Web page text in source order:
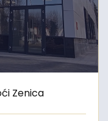
Zenica